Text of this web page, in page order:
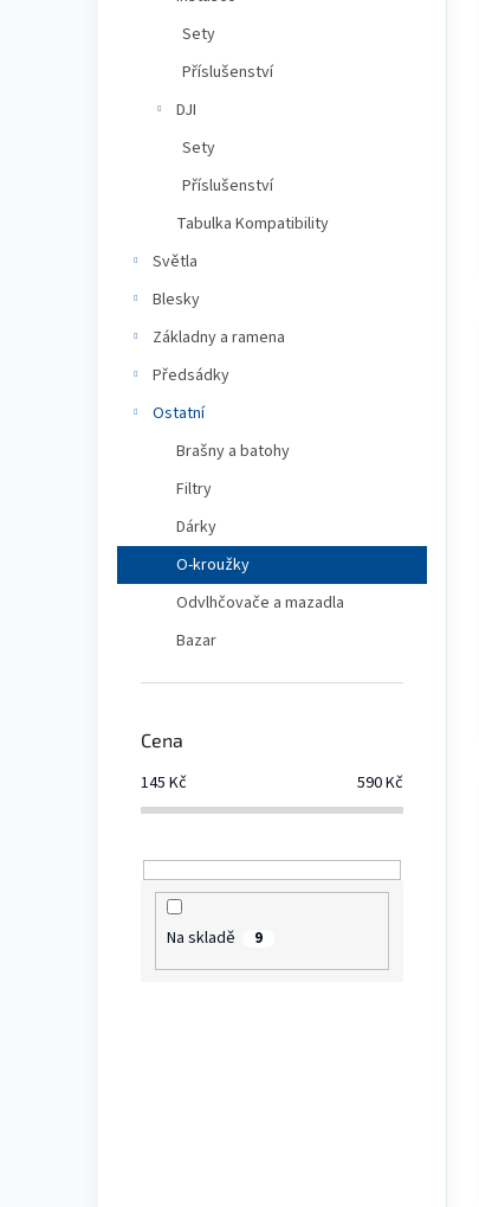
Sety
Příslušenství
DJI
Sety
Příslušenství
Tabulka Kompatibility
Světla
Blesky
Základny a ramena
Předsádky
Ostatní
Brašny a batohy
Filtry
Dárky
O-kroužky
Odvlhčovače a mazadla
Bazar
Cena
145 Kč 590Kč
Na skladě 9